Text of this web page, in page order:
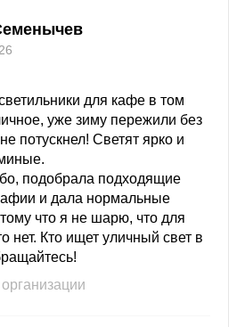
для кафе в том
уже зиму пережили без
потускнел! Светят ярко и
подобрала подходящие
и дала нормальные
что я не шарю, что для
нет. Кто ищет уличный свет в